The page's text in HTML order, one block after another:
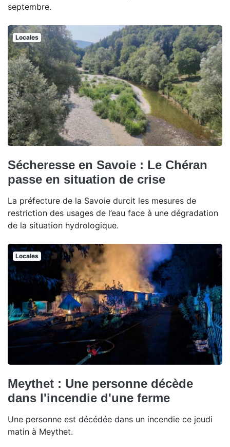
septembre.
Locales
Sécheresse en Savoie : Le Chéran
passe en situation de crise
La préfecture de la Savoie durcit les mesures de
restriction des usages de l’eau face à une dégradation
de la situation hydrologique.
Locales
Meythet : Une personne décède
dans l'incendie d'une ferme
Une personne est décédée dans un incendie ce jeudi
matin à Meythet.